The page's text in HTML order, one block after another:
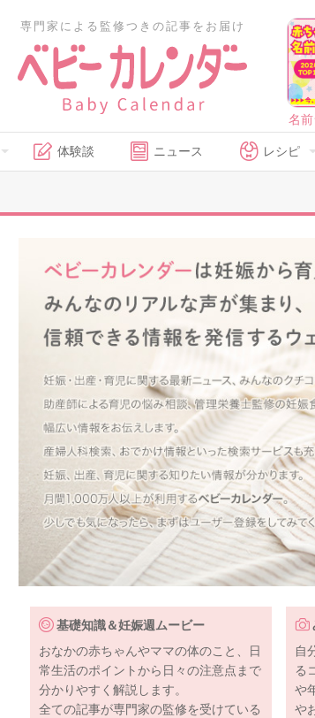
専門家による監修つきの記事をお届け
名
体験談 ニュース レシピ
基礎知識＆妊娠週ムービー
おなかの赤ちゃんやママの体のこと、日
常生活のポイントから日々の注意点まで
分かりやすく解説します。
全ての記事が専門家の監修を受けている
自
る
や
や